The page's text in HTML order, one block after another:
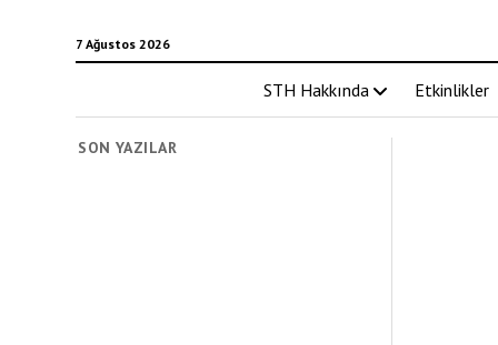
7 Ağustos 2026
STH Hakkında Etkinlikler
SON YAZILAR